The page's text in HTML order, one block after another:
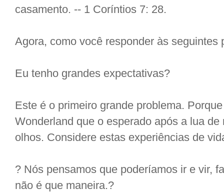
casamento. -- 1 Coríntios 7: 28.
Agora, como você responder às seguintes
Eu tenho grandes expectativas?
Este é o primeiro grande problema.
Wonderland que o esperado após a lua
olhos. Considere estas experiências de
? Nós pensamos que poderíamos ir e vir,
não é que maneira.?